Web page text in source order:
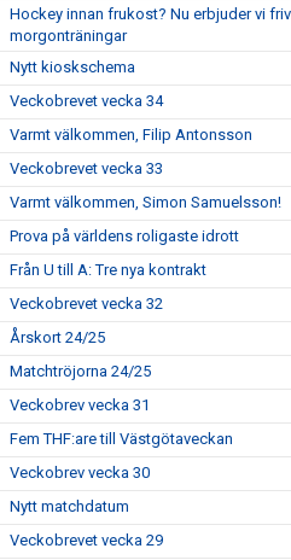
Hockey innan frukost? Nu erbjuder vi
morgonträningar
Nytt kioskschema
Veckobrevet vecka 34
Varmt välkommen, Filip Antonsson
Veckobrevet vecka 33
Varmt välkommen, Simon Samuelsson!
Prova på världens roligaste idrott
Från U till A: Tre nya kontrakt
Veckobrevet vecka 32
Årskort 24/25
Matchtröjorna 24/25
Veckobrev vecka 31
Fem THF:are till Västgötaveckan
Veckobrev vecka 30
Nytt matchdatum
Veckobrevet vecka 29